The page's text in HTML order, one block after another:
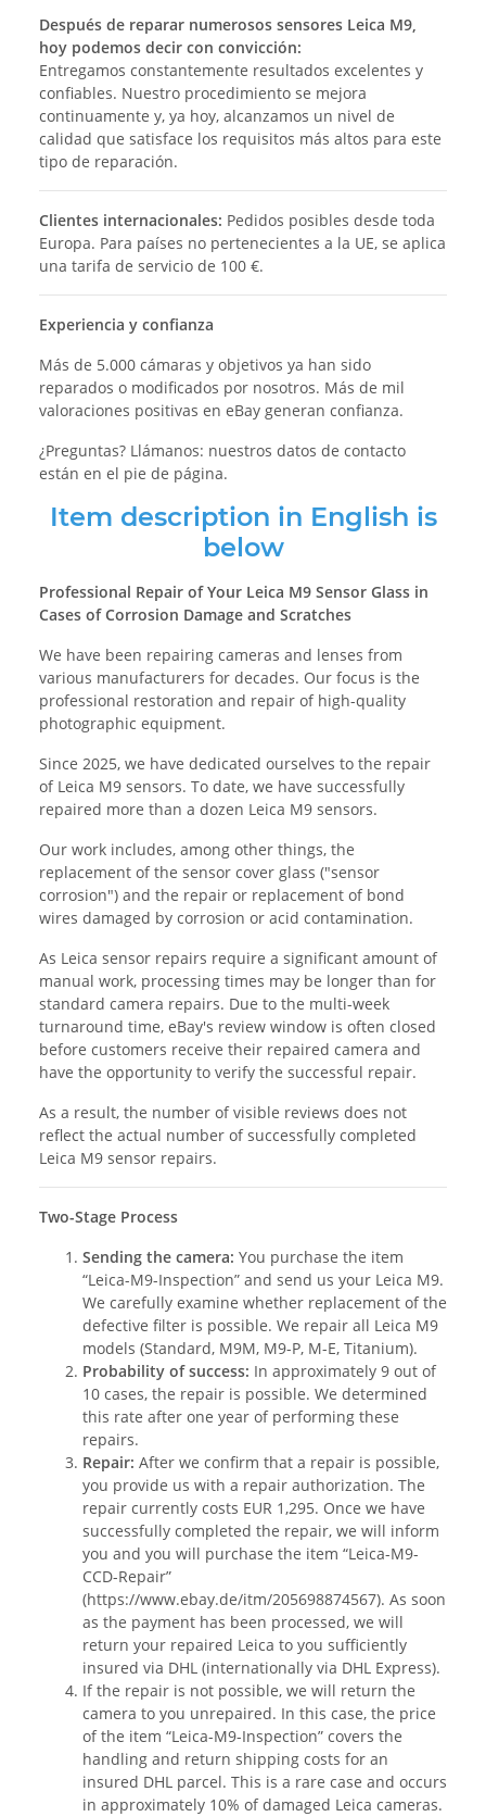
Después de reparar numerosos sensores Leica M9,
hoy podemos decir con convicción:
Entregamos constantemente resultados excelentes y
confiables. Nuestro procedimiento se mejora
continuamente y, ya hoy, alcanzamos un nivel de
calidad que satisface los requisitos más altos para este
tipo de reparación.
Clientes internacionales: Pedidos posibles desde toda
Europa. Para países no pertenecientes a la UE, se aplica
una tarifa de servicio de 100 €.
Experiencia y confianza
Más de 5.000 cámaras y objetivos ya han sido
reparados o modificados por nosotros. Más de mil
valoraciones positivas en eBay generan confianza.
¿Preguntas? Llámanos: nuestros datos de contacto
están en el pie de página.
Item description in English is
below
Professional Repair of Your Leica M9 Sensor Glass in
Cases of Corrosion Damage and Scratches
We have been repairing cameras and lenses from
various manufacturers for decades. Our focus is the
professional restoration and repair of high-quality
photographic equipment.
Since 2025, we have dedicated ourselves to the repair
of Leica M9 sensors. To date, we have successfully
repaired more than a dozen Leica M9 sensors.
Our work includes, among other things, the
replacement of the sensor cover glass ("sensor
corrosion") and the repair or replacement of bond
wires damaged by corrosion or acid contamination.
As Leica sensor repairs require a significant amount of
manual work, processing times may be longer than for
standard camera repairs. Due to the multi-week
turnaround time, eBay's review window is often closed
before customers receive their repaired camera and
have the opportunity to verify the successful repair.
As a result, the number of visible reviews does not
reflect the actual number of successfully completed
Leica M9 sensor repairs.
Two-Stage Process
Sending the camera: You purchase the item
“Leica-M9-Inspection” and send us your Leica M9.
We carefully examine whether replacement of the
defective filter is possible. We repair all Leica M9
models (Standard, M9M, M9-P, M-E, Titanium).
Probability of success: In approximately 9 out of
10 cases, the repair is possible. We determined
this rate after one year of performing these
repairs.
Repair: After we confirm that a repair is possible,
you provide us with a repair authorization. The
repair currently costs EUR 1,295. Once we have
successfully completed the repair, we will inform
you and you will purchase the item “Leica-M9-
CCD-Repair”
(https://www.ebay.de/itm/205698874567). As soon
as the payment has been processed, we will
return your repaired Leica to you sufficiently
insured via DHL (internationally via DHL Express).
If the repair is not possible, we will return the
camera to you unrepaired. In this case, the price
of the item “Leica-M9-Inspection” covers the
handling and return shipping costs for an
insured DHL parcel. This is a rare case and occurs
in approximately 10% of damaged Leica cameras.